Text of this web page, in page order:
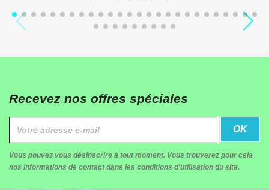
Recevez nos offres spéciales
Vous pouvez vous désinscrire à tout moment. Vous trouverez pour cela
nos informations de contact dans les conditions d'utilisation du site.